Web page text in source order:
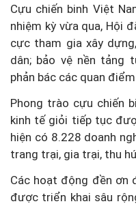
Cựu chiến binh Việt
nhiệm kỳ vừa qua, Hội
cực tham gia xây
dân; bảo vệ nền tảng
phản bác các quan
Phong trào cựu chiến
kinh tế giỏi tiếp tục
hiện có 8.228 doanh
trang trại, gia trại, thu
Các hoạt động đền ơn
được triển khai sâu